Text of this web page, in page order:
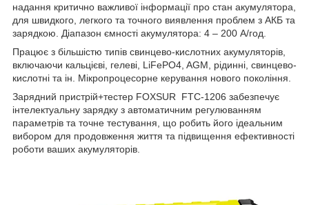
надання критично важливої ​​інформації про стан акумулятора,
для швидкого, легкого та точного виявлення проблем з АКБ та
зарядкою. Діапазон ємності акумулятора: 4 – 200 А/год.
Працює з більшістю типів свинцево-кислотних акумуляторів,
включаючи кальцієві, гелеві, LiFePO4, AGM, рідинні, свинцево-
кислотні та ін. Мікропроцесорне керування нового покоління.
Зарядний пристрій+тестер FOXSUR FTC-1206 забезпечує
інтелектуальну зарядку з автоматичним регулюванням
параметрів та точне тестування, що робить його ідеальним
вибором для продовження життя та підвищення ефективності
роботи ваших акумуляторів.